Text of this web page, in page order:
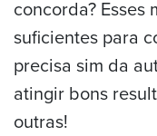
concorda? Esses
suficientes para
precisa sim da
atingir bons
outras!